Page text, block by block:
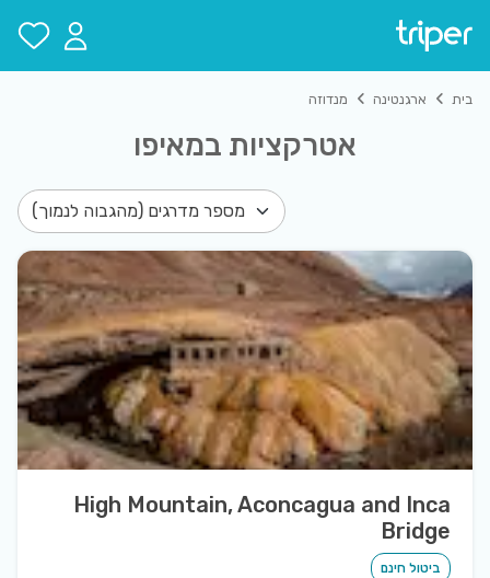
בית ארגנטינה מנדוזה
אטרקציות במאיפו
High Mountain, Aconcagua and Inca
Bridge
ביטול חינם